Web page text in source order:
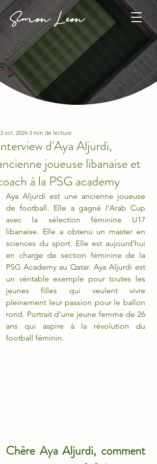
d'Aya Aljurdi,
joueuse libanaise et
à la PSG academy
oct. 2024 3 min de lecture
Aya Aljurdi est une ancienne joueuse
de football. Elle a gagné l’Arab Cup
avec la sélection féminine U17
libanaise. Elle a obtenu un master en
sciences du sport. Elle est aujourd’hui
en charge de section féminine de la
PSG Academy au Qatar. Aya Aljurdi est
un véritable exemple pour toutes les
jeunes filles qui veulent vivre
pleinement leur passion pour le ballon
rond. Portrait d’une jeune femme de 26
ans qui aspire à la révolution du
football féminin.
Chère Aya Aljurdi, comment